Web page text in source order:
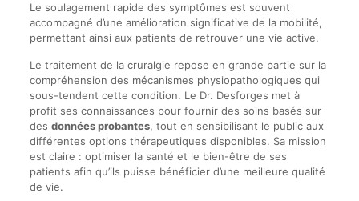
Le soulagement rapide des symptômes est souvent
accompagné d’une amélioration significative de la mobilité,
permettant ainsi aux patients de retrouver une vie active.
Le traitement de la cruralgie repose en grande partie sur la
compréhension des mécanismes physiopathologiques qui
sous-tendent cette condition. Le Dr. Desforges met à
profit ses connaissances pour fournir des soins basés sur
des données probantes, tout en sensibilisant le public aux
différentes options thérapeutiques disponibles. Sa mission
est claire : optimiser la santé et le bien-être de ses
patients afin qu’ils puisse bénéficier d’une meilleure qualité
de vie.